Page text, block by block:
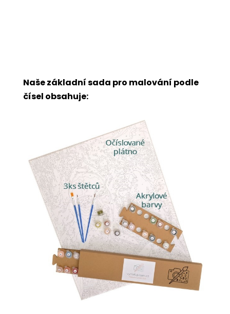
Naše základní sada pro malování podle
čísel obsahuje: